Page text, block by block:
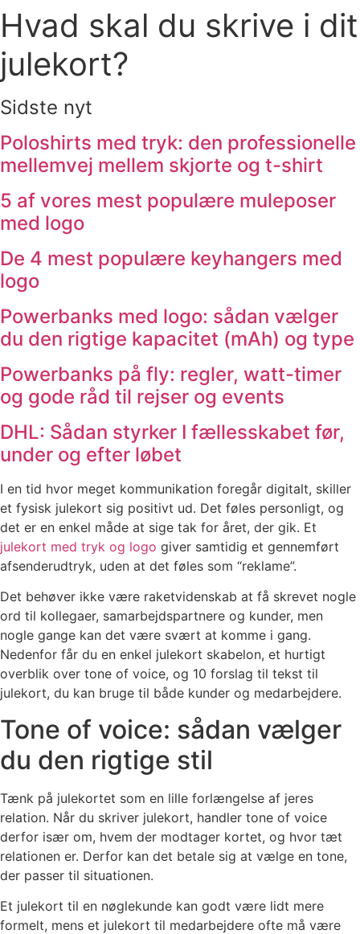
Hvad skal du skrive i dit
julekort?
Sidste nyt
Poloshirts med tryk: den professionelle
mellemvej mellem skjorte og t-shirt
5 af vores mest populære muleposer
med logo
De 4 mest populære keyhangers med
logo
Powerbanks med logo: sådan vælger
du den rigtige kapacitet (mAh) og type
Powerbanks på fly: regler, watt-timer
og gode råd til rejser og events
DHL: Sådan styrker I fællesskabet før,
under og efter løbet
I en tid hvor meget kommunikation foregår digitalt, skiller
et fysisk julekort sig positivt ud. Det føles personligt, og
det er en enkel måde at sige tak for året, der gik. Et
julekort med tryk og logo giver samtidig et gennemført
afsenderudtryk, uden at det føles som “reklame”.
Det behøver ikke være raketvidenskab at få skrevet nogle
ord til kollegaer, samarbejdspartnere og kunder, men
nogle gange kan det være svært at komme i gang.
Nedenfor får du en enkel julekort skabelon, et hurtigt
overblik over tone of voice, og 10 forslag til tekst til
julekort, du kan bruge til både kunder og medarbejdere.
Tone of voice: sådan vælger
du den rigtige stil
Tænk på julekortet som en lille forlængelse af jeres
relation. Når du skriver julekort, handler tone of voice
derfor især om, hvem der modtager kortet, og hvor tæt
relationen er. Derfor kan det betale sig at vælge en tone,
der passer til situationen.
Et julekort til en nøglekunde kan godt være lidt mere
formelt, mens et julekort til medarbejdere ofte må være